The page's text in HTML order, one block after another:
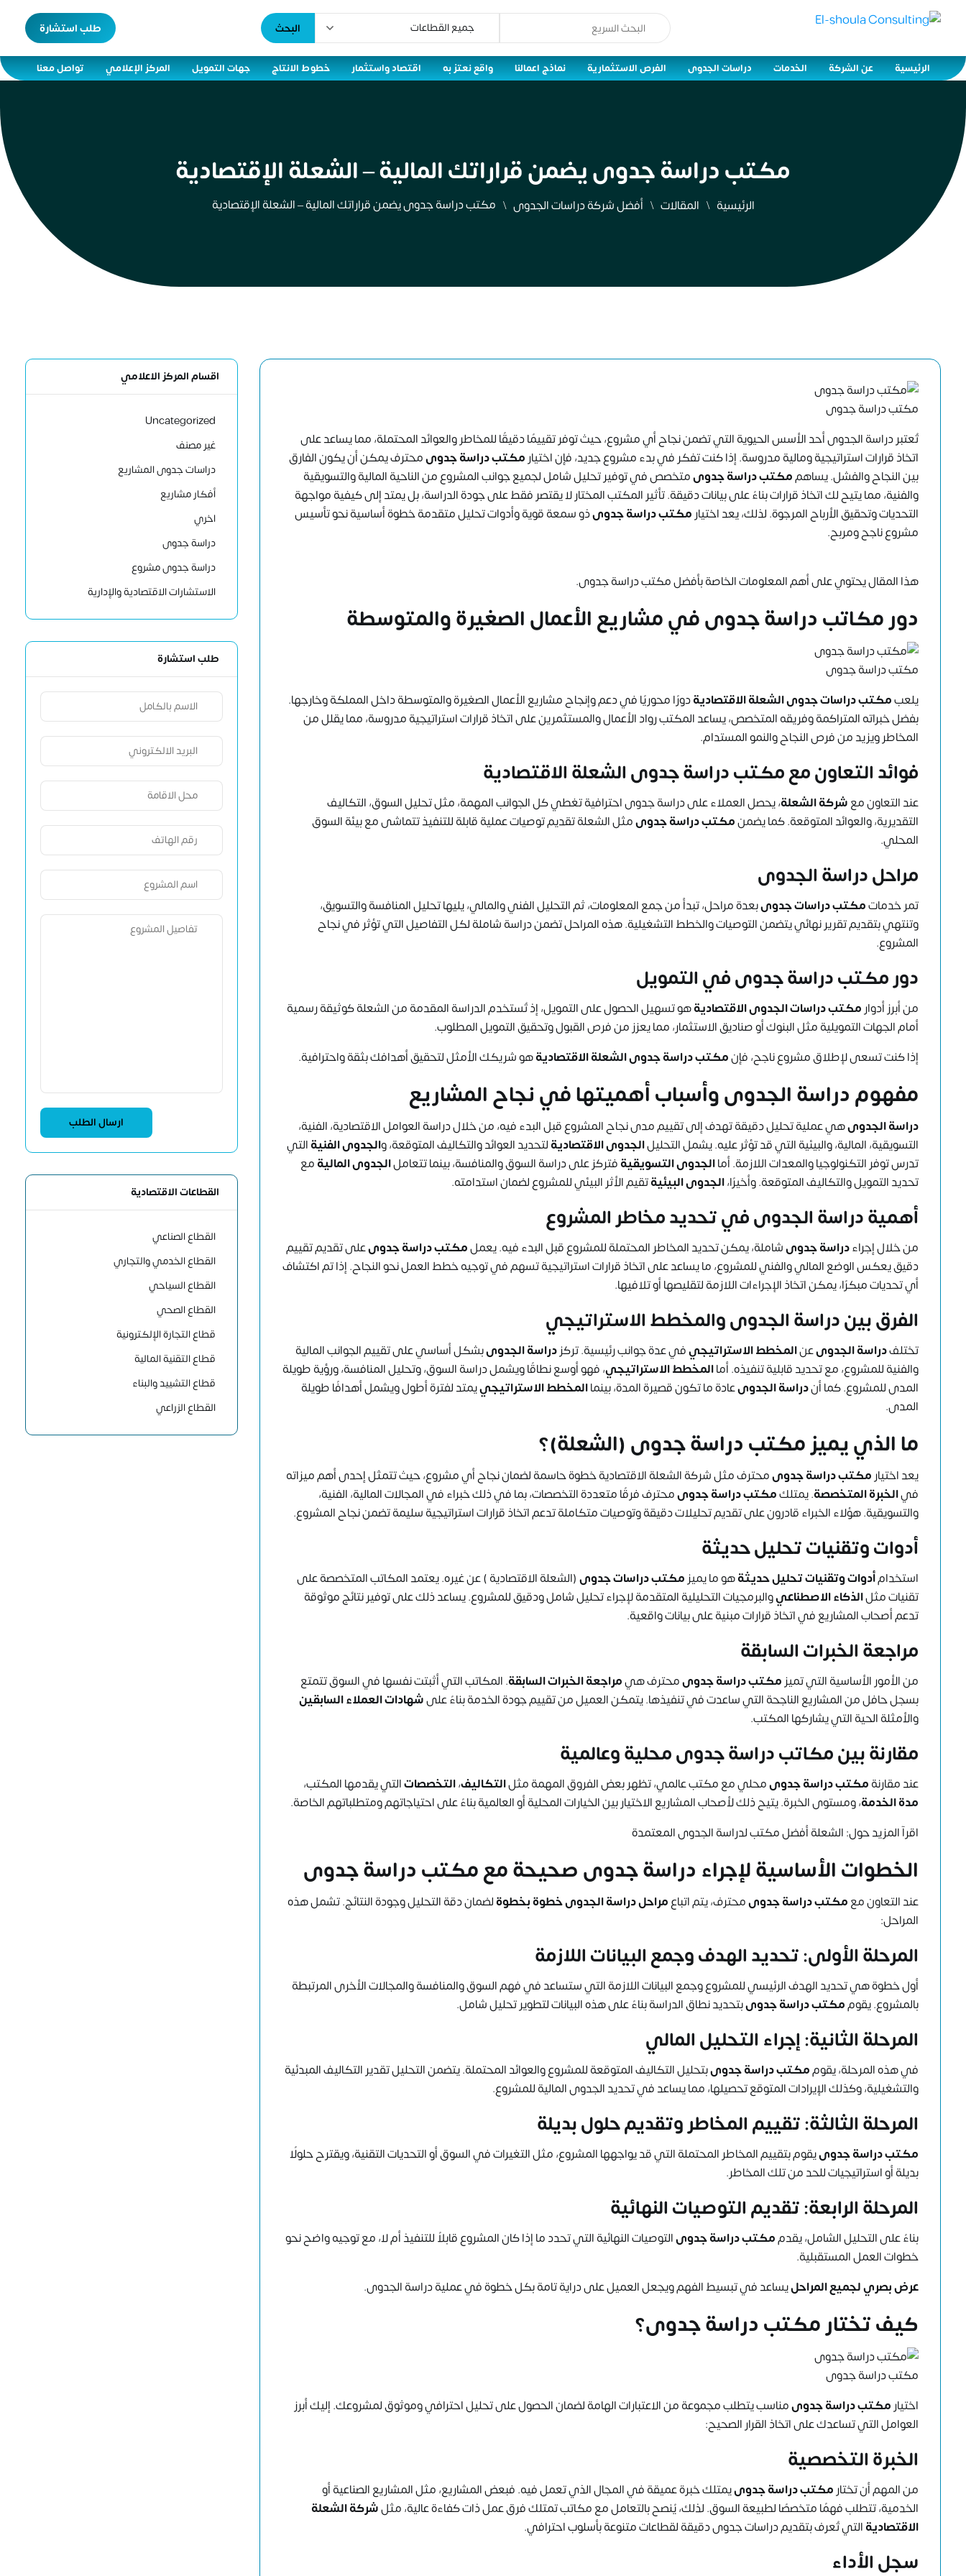
البحث طلب استشارة
الرئيسية عن الشركة الخدمات دراسات الجدوى الفرص الاستثمارية نماذج اعمالنا واقع نعتز به اقتصاد واستثمار خطوط الانتاج جهات التمويل المركز الإعلامي تواصل معنا
مكتب دراسة جدوى يضمن قراراتك المالية – الشعلة الإقتصادية
الرئيسية المقالات أفضل شركة دراسات الجدوى مكتب دراسة جدوى يضمن قراراتك المالية – الشعلة الإقتصادية
مكتب دراسة جدوى
تُعتبر دراسة الجدوى أحد الأسس الحيوية التي تضمن نجاح أي مشروع، حيث توفر تقييمًا دقيقًا للمخاطر والعوائد المحتملة، مما يساعد على
اتخاذ قرارات استراتيجية ومالية مدروسة. إذا كنت تفكر في بدء مشروع جديد، فإن اختيارمكتب دراسة جدوىمحترف يمكن أن يكون الفارق
بين النجاح والفشل. يساهممكتب دراسة جدوىمتخصص في توفير تحليل شامل لجميع جوانب المشروع من الناحية المالية والتسويقية
والفنية، مما يتيح لك اتخاذ قرارات بناءً على بيانات دقيقة. تأثير المكتب المختار لا يقتصر فقط على جودة الدراسة، بل يمتد إلى كيفية مواجهة
التحديات وتحقيق الأرباح المرجوة. لذلك، يعد اختيارمكتب دراسة جدوىذو سمعة قوية وأدوات تحليل متقدمة خطوة أساسية نحو تأسيس
مشروع ناجح ومربح.
هذا المقال يحتوي على أهم المعلومات الخاصة بأفضل مكتب دراسة جدوى.
دورمكاتب دراسة جدوىفي مشاريع الأعمال الصغيرة والمتوسطة
مكتب دراسة جدوى
يلعبمكتب دراسات جدوى الشعلة الاقتصاديةدورًا محوريًا في دعم وإنجاح مشاريع الأعمال الصغيرة والمتوسطة داخل المملكة وخارجها.
بفضل خبراته المتراكمة وفريقه المتخصص، يساعد المكتب رواد الأعمال والمستثمرين على اتخاذ قرارات استراتيجية مدروسة، مما يقلل من
المخاطر ويزيد من فرص النجاح والنمو المستدام.
فوائد التعاون مع مكتب دراسة جدوى الشعلة الاقتصادية
عند التعاون معشركة الشعلة، يحصل العملاء على دراسة جدوى احترافية تغطي كل الجوانب المهمة، مثل تحليل السوق، التكاليف
التقديرية، والعوائد المتوقعة. كما يضمنمكتب دراسة جدوىمثل الشعلة تقديم توصيات عملية قابلة للتنفيذ تتماشى مع بيئة السوق
المحلي.
مراحل دراسة الجدوى
تمر خدماتمكتب دراسات جدوىبعدة مراحل، تبدأ من جمع المعلومات، ثم التحليل الفني والمالي، يليها تحليل المنافسة والتسويق،
وتنتهي بتقديم تقرير نهائي يتضمن التوصيات والخطط التشغيلية. هذه المراحل تضمن دراسة شاملة لكل التفاصيل التي تؤثر في نجاح
المشروع.
دور مكتب دراسة جدوى في التمويل
من أبرز أدوار مكتب دراسات الجدوى الاقتصاديةهو تسهيل الحصول على التمويل، إذ تُستخدم الدراسة المقدمة من الشعلة كوثيقة رسمية
أمام الجهات التمويلية مثل البنوك أو صناديق الاستثمار، مما يعزز من فرص القبول وتحقيق التمويل المطلوب.
إذا كنت تسعى لإطلاق مشروع ناجح، فإنمكتب دراسة جدوى الشعلة الاقتصاديةهو شريكك الأمثل لتحقيق أهدافك بثقة واحترافية.
مفهوم دراسة الجدوى وأسباب أهميتها في نجاح المشاريع
دراسة الجدوىهي عملية تحليل دقيقة تهدف إلى تقييم مدى نجاح المشروع قبل البدء فيه، من خلال دراسة العوامل الاقتصادية، الفنية،
التسويقية، المالية، والبيئية التي قد تؤثر عليه. يشمل التحليلالجدوى الاقتصاديةلتحديد العوائد والتكاليف المتوقعة، والجدوى الفنيةالتي
تدرس توفر التكنولوجيا والمعدات اللازمة. أماالجدوى التسويقيةفتركز على دراسة السوق والمنافسة، بينما تتعاملالجدوى الماليةمع
تحديد التمويل والتكاليف المتوقعة. وأخيرًا،الجدوى البيئيةتقيم الأثر البيئي للمشروع لضمان استدامته.
أهمية دراسة الجدوى في تحديد مخاطر المشروع
من خلال إجراءدراسة جدوىشاملة، يمكن تحديد المخاطر المحتملة للمشروع قبل البدء فيه. يعملمكتب دراسة جدوىعلى تقديم تقييم
دقيق يعكس الوضع المالي والفني للمشروع، ما يساعد على اتخاذ قرارات استراتيجية تسهم في توجيه خطط العمل نحو النجاح. إذا تم اكتشاف
أي تحديات مبكرًا، يمكن اتخاذ الإجراءات اللازمة لتقليصها أو تلافيها.
الفرق بين دراسة الجدوى والمخطط الاستراتيجي
تختلفدراسة الجدوىعنالمخطط الاستراتيجيفي عدة جوانب رئيسية. تركزدراسة الجدوىبشكل أساسي على تقييم الجوانب المالية
والفنية للمشروع، مع تحديد قابلية تنفيذه. أماالمخطط الاستراتيجي، فهو أوسع نطاقًا ويشمل دراسة السوق، وتحليل المنافسة، ورؤية طويلة
المدى للمشروع. كما أندراسة الجدوىعادة ما تكون قصيرة المدة، بينماالمخطط الاستراتيجييمتد لفترة أطول ويشمل أهدافًا طويلة
المدى.
ما الذي يميزمكتب دراسة جدوى(الشعلة)؟
يعد اختيار مكتب دراسة جدوىمحترف مثل شركة الشعلة الاقتصادية خطوة حاسمة لضمان نجاح أي مشروع، حيث تتمثل إحدى أهم ميزاته
فيالخبرة المتخصصة. يمتلكمكتب دراسة جدوىمحترف فرقًا متعددة التخصصات، بما في ذلك خبراء في المجالات المالية، الفنية،
والتسويقية. هؤلاء الخبراء قادرون على تقديم تحليلات دقيقة وتوصيات متكاملة تدعم اتخاذ قرارات استراتيجية سليمة تضمن نجاح المشروع.
أدوات وتقنيات تحليل حديثة
استخدامأدوات وتقنيات تحليل حديثةهو ما يميز مكتب دراسات جدوى(الشعلة الاقتصادية ) عن غيره. يعتمد المكاتب المتخصصة على
تقنيات مثلالذكاء الاصطناعيوالبرمجيات التحليلية المتقدمة لإجراء تحليل شامل ودقيق للمشروع. يساعد ذلك على توفير نتائج موثوقة
تدعم أصحاب المشاريع في اتخاذ قرارات مبنية على بيانات واقعية.
مراجعة الخبرات السابقة
من الأمور الأساسية التي تميز مكتب دراسة جدوىمحترف هيمراجعة الخبرات السابقة. المكاتب التي أثبتت نفسها في السوق تتمتع
بسجل حافل من المشاريع الناجحة التي ساعدت في تنفيذها. يتمكن العميل من تقييم جودة الخدمة بناءً علىشهادات العملاء السابقين
والأمثلة الحية التي يشاركها المكتب.
مقارنة بين مكاتب دراسة جدوى محلية وعالمية
عند مقارنةمكتب دراسة جدوىمحلي مع مكتب عالمي، تظهر بعض الفروق المهمة مثلالتكاليف،التخصصاتالتي يقدمها المكتب،
مدة الخدمة، ومستوى الخبرة. يتيح ذلك لأصحاب المشاريع الاختيار بين الخيارات المحلية أو العالمية بناءً على احتياجاتهم ومتطلباتهم الخاصة.
اقرآ المزيد حول:الشعلة أفضل مكتب لدراسة الجدوى المعتمدة
الخطوات الأساسية لإجراء دراسة جدوى صحيحة معمكتب دراسة جدوى
عند التعاون معمكتب دراسة جدوىمحترف، يتم اتباعمراحل دراسة الجدوى خطوة بخطوةلضمان دقة التحليل وجودة النتائج. تشمل هذه
المراحل:
المرحلة الأولى: تحديد الهدف وجمع البيانات اللازمة
أول خطوة هي تحديد الهدف الرئيسي للمشروع وجمع البيانات اللازمة التي ستساعد في فهم السوق والمنافسة والمجالات الأخرى المرتبطة
بالمشروع. يقوممكتب دراسة جدوىبتحديد نطاق الدراسة بناءً على هذه البيانات لتطوير تحليل شامل.
المرحلة الثانية: إجراء التحليل المالي
في هذه المرحلة، يقوممكتب دراسة جدوىبتحليل التكاليف المتوقعة للمشروع والعوائد المحتملة. يتضمن التحليل تقدير التكاليف المبدئية
والتشغيلية، وكذلك الإيرادات المتوقع تحصيلها، مما يساعد في تحديد الجدوى المالية للمشروع.
المرحلة الثالثة: تقييم المخاطر وتقديم حلول بديلة
مكتب دراسة جدوىيقوم بتقييم المخاطر المحتملة التي قد يواجهها المشروع، مثل التغيرات في السوق أو التحديات التقنية، ويقترح حلولًا
بديلة أو استراتيجيات للحد من تلك المخاطر.
المرحلة الرابعة: تقديم التوصيات النهائية
بناءً على التحليل الشامل، يقدممكتب دراسة جدوىالتوصيات النهائية التي تحدد ما إذا كان المشروع قابلاً للتنفيذ أم لا، مع توجيه واضح نحو
خطوات العمل المستقبلية.
عرض بصري لجميع المراحليساعد في تبسيط الفهم ويجعل العميل على دراية تامة بكل خطوة في عملية دراسة الجدوى.
كيف تختار مكتب دراسة جدوى؟
مكتب دراسة جدوى
اختيار مكتب دراسة جدوىمناسب يتطلب مجموعة من الاعتبارات الهامة لضمان الحصول على تحليل احترافي وموثوق لمشروعك. إليك أبرز
العوامل التي تساعدك على اتخاذ القرار الصحيح:
الخبرة التخصصية
من المهم أن تختار مكتب دراسة جدوىيمتلك خبرة عميقة في المجال الذي تعمل فيه. فبعض المشاريع، مثل المشاريع الصناعية أو
الخدمية، تتطلب فهمًا متخصصًا لطبيعة السوق. لذلك، يُنصح بالتعامل مع مكاتب تمتلك فرق عمل ذات كفاءة عالية، مثلشركة الشعلة
الاقتصاديةالتي تُعرف بتقديم دراسات جدوى دقيقة لقطاعات متنوعة بأسلوب احترافي.
سجل الأداء
اقسام المركز الاعلامي
Uncategorized
غير مصنف
دراسات جدوى المشاريع
أفكار مشاريع
اخري
دراسة جدوى
دراسة جدوى مشروع
الاستشارات الاقتصادية والإدارية
طلب استشارة
القطاعات الاقتصادية
القطاع الصناعي
القطاع الخدمي والتجاري
القطاع السياحي
القطاع الصحي
قطاع التجارة الإلكترونية
قطاع التقنية المالية
قطاع التشييد والبناء
القطاع الزراعي